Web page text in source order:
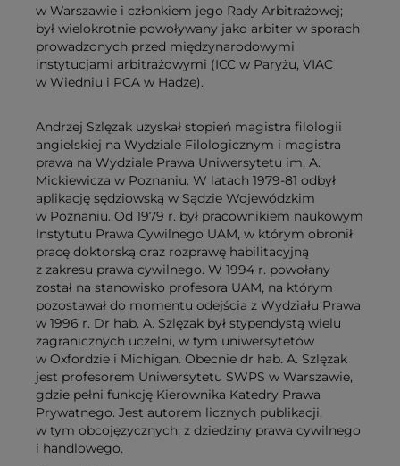
w Warszawie i członkiem jego Rady Arbitrażowej;
był wielokrotnie powoływany jako arbiter w sporach
prowadzonych przed międzynarodowymi
instytucjami arbitrażowymi (ICC w Paryżu, VIAC
w Wiedniu i PCA w Hadze).
Andrzej Szlęzak uzyskał stopień magistra filologii
angielskiej na Wydziale Filologicznym i magistra
prawa na Wydziale Prawa Uniwersytetu im. A.
Mickiewicza w Poznaniu. W latach 1979-81 odbył
aplikację sędziowską w Sądzie Wojewódzkim
w Poznaniu. Od 1979 r. był pracownikiem naukowym
Instytutu Prawa Cywilnego UAM, w którym obronił
pracę doktorską oraz rozprawę habilitacyjną
z zakresu prawa cywilnego. W 1994 r. powołany
został na stanowisko profesora UAM, na którym
pozostawał do momentu odejścia z Wydziału Prawa
w 1996 r. Dr hab. A. Szlęzak był stypendystą wielu
zagranicznych uczelni, w tym uniwersytetów
w Oxfordzie i Michigan. Obecnie dr hab. A. Szlęzak
jest profesorem Uniwersytetu SWPS w Warszawie,
gdzie pełni funkcję Kierownika Katedry Prawa
Prywatnego. Jest autorem licznych publikacji,
w tym obcojęzycznych, z dziedziny prawa cywilnego
i handlowego.